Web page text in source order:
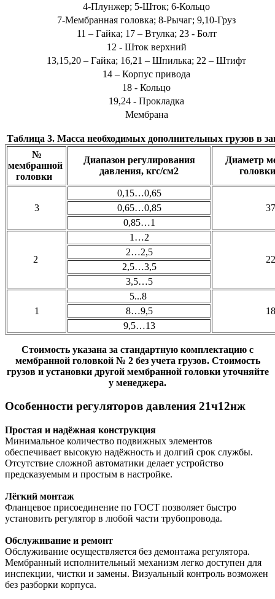
4-Плунжер; 5-Шток; 6-Кольцо
7-Мембранная головка; 8-Рычаг; 9,10-Груз
11 – Гайка; 17 – Втулка; 23 - Болт
12 - Шток верхний
13,15,20 – Гайка; 16,21 – Шпилька; 22 – Штифт
14 – Корпус привода
18 - Кольцо
19,24 - Прокладка
Мембрана
Таблица 3. Масса необходимых дополнительных грузов в
№
мембранной
головки
Диапазон регулирования
давления, кгс/см2
Диаметр
3
0,15…0,65
0,65…0,85
0,85…1
2
1…2
2…2,5
2,5…3,5
3,5…5
1
5...8
8…9,5
9,5…13
Стоимость указана за стандартную комплектацию с
мембранной головкой № 2 без учета грузов. Стоимость
грузов и установки другой мембранной головки уточняйте
у менеджера.
Особенности регуляторов давления 21ч12нж
Простая и надёжная конструкция
Минимальное количество подвижных элементов
обеспечивает высокую надёжность и долгий срок службы.
Отсутствие сложной автоматики делает устройство
предсказуемым и простым в настройке.
Лёгкий монтаж
Фланцевое присоединение по ГОСТ позволяет быстро
установить регулятор в любой части трубопровода.
Обслуживание и ремонт
Обслуживание осуществляется без демонтажа регулятора.
Мембранный исполнительный механизм легко доступен для
инспекции, чистки и замены. Визуальный контроль возможен
без разборки корпуса.